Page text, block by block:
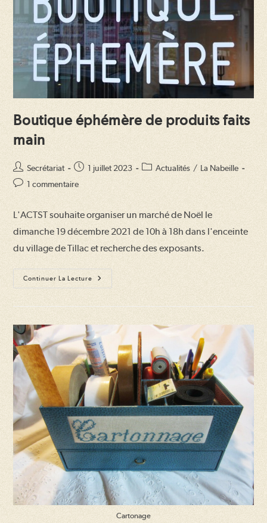
Boutique éphémère de produits faits
main
Auteur/autrice
de
Secrétariat
Publication
1 juillet 2023
PostActualités / La Nabeille
Commentaires
publication :
1 commentaire
L'ACTST souhaite organiser un marché de Noël le
dimanche 19 décembre 2021 de 10h à 18h dans l'enceinte
du village de Tillac et recherche des exposants.
Continuer La Lecture
Boutique
Éphémère
Produits
Cartonage